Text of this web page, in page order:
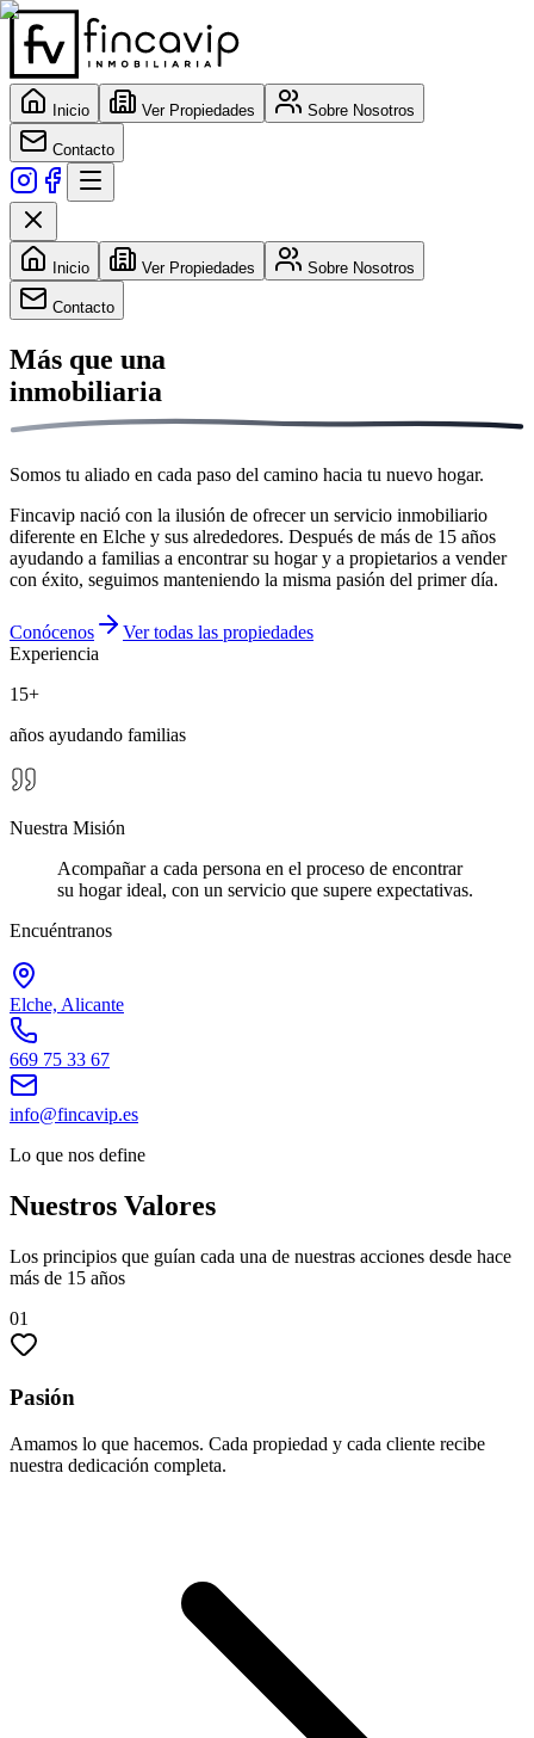
Inicio Ver Propiedades Sobre Nosotros
Contacto
Inicio Ver Propiedades Sobre Nosotros
Contacto
Más que una
inmobiliaria
Somos tu aliado en cada paso del camino hacia tu nuevo hogar.
Fincavip nació con la ilusión de ofrecer un servicio inmobiliario
diferente en Elche y sus alrededores. Después de más de 15 años
ayudando a familias a encontrar su hogar y a propietarios a vender
con éxito, seguimos manteniendo la misma pasión del primer día.
Conócenos
Ver todas las propiedades
Experiencia
15+
años ayudando familias
Nuestra Misión
Acompañar a cada persona en el proceso de encontrar
su hogar ideal, con un servicio que supere expectativas.
Encuéntranos
Elche, Alicante
669 75 33 67
info@fincavip.es
Lo que nos define
Nuestros Valores
Los principios que guían cada una de nuestras acciones desde hace
más de 15 años
01
Pasión
Amamos lo que hacemos. Cada propiedad y cada cliente recibe
nuestra dedicación completa.